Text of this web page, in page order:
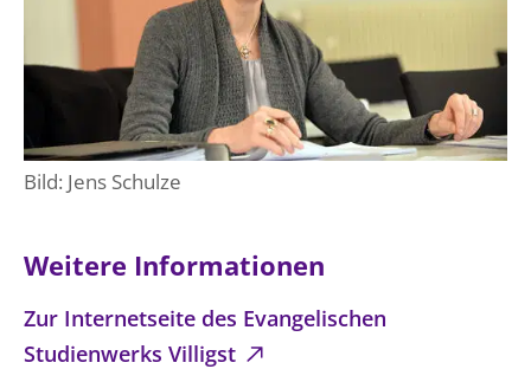
Bild: Jens Schulze
Weitere Informationen
Zur Internetseite des Evangelischen
Studienwerks Villigst
Klimaschutzgesetz
Kunstreferat
Öffentlichkeitsarbeit
Personalausschuss
Recht